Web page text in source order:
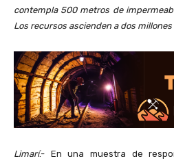
contempla 500 metros de
Los recursos ascienden a dos millones
Limarí.- En una muestra de